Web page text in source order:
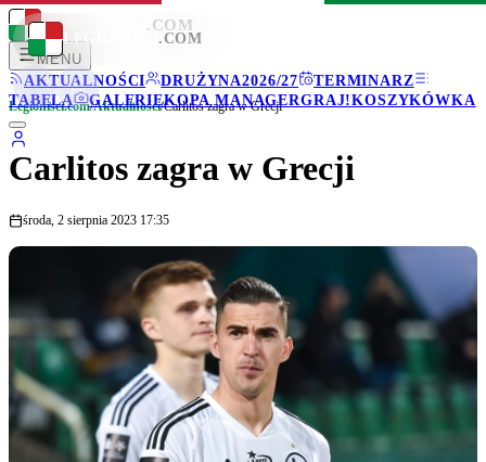
LEGIONISCI .COM
MENU
AKTUALNOŚCI
DRUŻYNA2026/27
TERMINARZ
TABELA
GALERIEKOPA MANAGERGRAJ!KOSZYKÓWKA
LEGIONISCI .COM
Legionisci.com/Aktualności/Carlitos zagra w Grecji
Carlitos zagra w Grecji
środa, 2 sierpnia 2023 17:35